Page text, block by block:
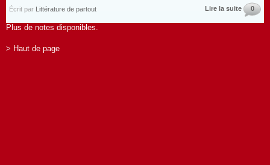
Écrit par Littérature de partout Lire la suite 0
Plus de notes disponibles.
> Haut de page